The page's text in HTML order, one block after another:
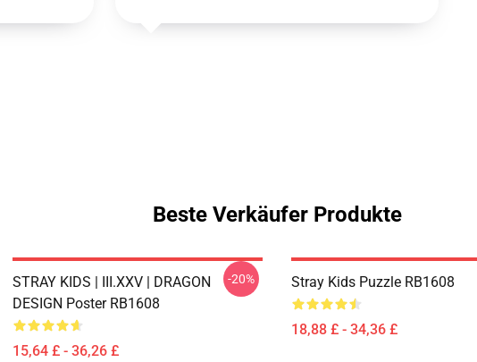
Beste Verkäufer Produkte
STRAY KIDS | III.XXV | DRAGON
DESIGN Poster RB1608
15,64 £ - 36,26 £
-20% Stray Kids Puzzle RB1608
18,88 £ - 34,36 £